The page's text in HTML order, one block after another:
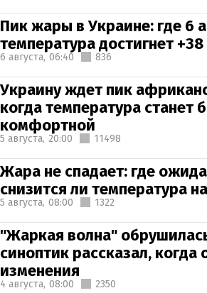
Пик жары в Украине: где 6
температура достигнет +38
6 августа, 06:40 836
Украину ждет пик
когда температура станет
комфортной
5 августа, 20:00 11498
Жара не спадает: где
снизится ли температура
5 августа, 08:00 1322
"Жаркая волна"
синоптик рассказал,
изменения
4 августа, 08:00 2350